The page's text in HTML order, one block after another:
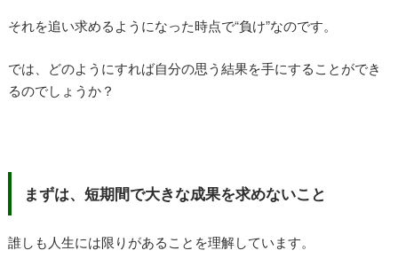
それを追い求めるようになった時点で“負け”なのです。
では、どのようにすれば自分の思う結果を手にすることができ
るのでしょうか？
まずは、短期間で大きな成果を求めないこと
誰しも人生には限りがあることを理解しています。